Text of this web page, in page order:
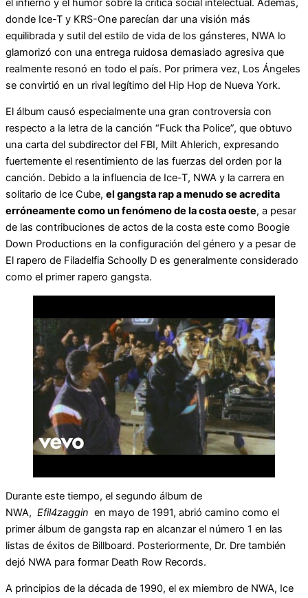
el infierno y el humor sobre la crítica social intelectual. Además,
donde Ice-T y KRS-One parecían dar una visión más
equilibrada y sutil del estilo de vida de los gánsteres, NWA lo
glamorizó con una entrega ruidosa demasiado agresiva que
realmente resonó en todo el país. Por primera vez, Los Ángeles
se convirtió en un rival legítimo del Hip Hop de Nueva York.
El álbum causó especialmente una gran controversia con
respecto a la letra de la canción “Fuck tha Police”, que obtuvo
una carta del subdirector del FBI, Milt Ahlerich, expresando
fuertemente el resentimiento de las fuerzas del orden por la
canción. Debido a la influencia de Ice-T, NWA y la carrera en
solitario de Ice Cube, el gangsta rap a menudo se acredita
erróneamente como un fenómeno de la costa oeste, a pesar
de las contribuciones de actos de la costa este como Boogie
Down Productions en la configuración del género y a pesar de
El rapero de Filadelfia Schoolly D es generalmente considerado
como el primer rapero gangsta.
Durante este tiempo, el segundo álbum de
NWA, Efil4zaggin en mayo de 1991, abrió camino como el
primer álbum de gangsta rap en alcanzar el número 1 en las
listas de éxitos de Billboard. Posteriormente, Dr. Dre también
dejó NWA para formar Death Row Records.
A principios de la década de 1990, el ex miembro de NWA, Ice